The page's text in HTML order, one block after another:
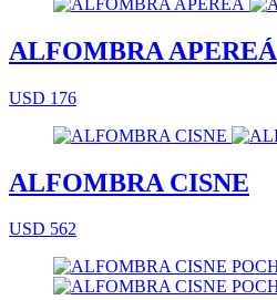
ALFOMBRA APEREÁ
USD 176
ALFOMBRA CISNE
USD 562